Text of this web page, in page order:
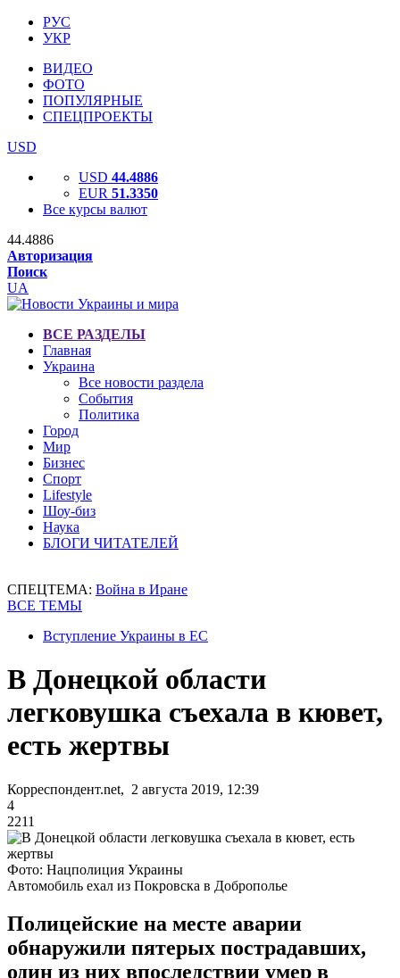
РУС
УКР
ВИДЕО
ФОТО
ПОПУЛЯРНЫЕ
СПЕЦПРОЕКТЫ
USD
USD 44.4886
EUR 51.3350
Все курсы валют
44.4886
Авторизация
Поиск
UA
ВСЕ РАЗДЕЛЫ
Главная
Украина
Все новости раздела
События
Политика
Город
Мир
Бизнес
Спорт
Lifestyle
Шоу-биз
Наука
БЛОГИ ЧИТАТЕЛЕЙ
СПЕЦТЕМА: Война в Иране
ВСЕ ТЕМЫ
Вступление Украины в ЕС
В Донецкой области
легковушка съехала в кювет,
есть жертвы
Корреспондент.net, 2 августа 2019, 12:39
4
2211
Фото: Нацполиция Украины
Автомобиль ехал из Покровска в Доброполье
Полицейские на месте аварии
обнаружили пятерых пострадавших,
один из них впоследствии умер в